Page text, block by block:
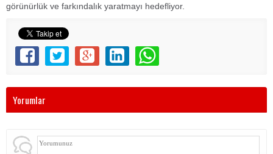
görünürlük ve farkındalık yaratmayı hedefliyor.
Yorumlar